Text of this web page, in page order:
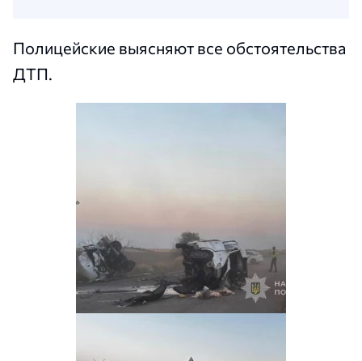
Полицейские выясняют все обстоятельства
ДТП.